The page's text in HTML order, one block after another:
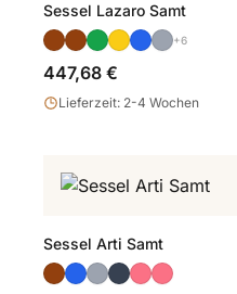
Sessel Lazaro Samt
+6
447,68 €
Lieferzeit: 2-4 Wochen
Sessel Arti Samt